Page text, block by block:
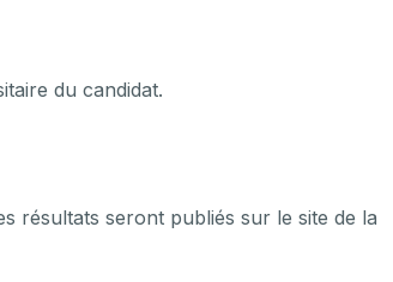
du candidat.
résultats seront publiés sur le site de la